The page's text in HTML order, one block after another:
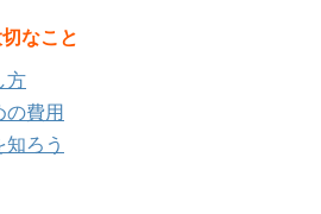
なこと
方
の費用
ろう